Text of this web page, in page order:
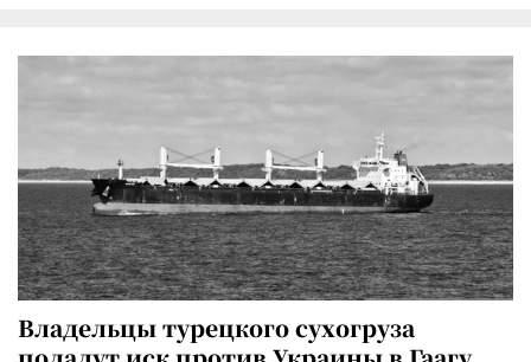
Владельцы турецкого сухогруза